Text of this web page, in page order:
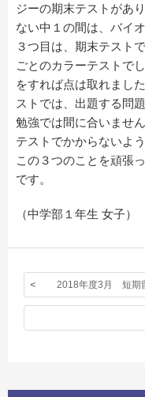
ジーの期末テストがあ
ない中１の間は、バイ
３つ目は、期末テスト
ごとのカラーテストで
をすれば点は取れまし
ストでは、出題する問
勉強では間に合いませ
テストでかからないよ
この３つのことを頑張
です。
（中学部１年生 女子）
2018年度3月 短期